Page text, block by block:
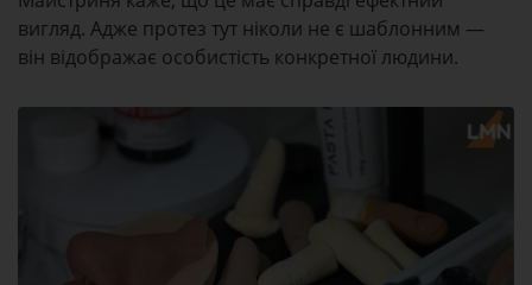
вигляд. Адже протез тут ніколи не є шаблонним —
він відображає особистість конкретної людини.